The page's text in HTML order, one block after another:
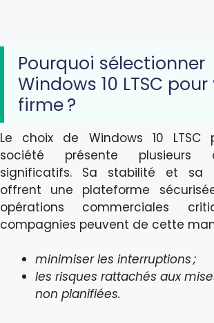
Pourquoi sélectionner
Windows 10 LTSC
firme ?
Le choix de Windows 10 LTSC
société présente plusieurs
significatifs. Sa stabilité et sa
offrent une plateforme
opérations commerciales
compagnies peuvent de cette
minimiser les interruptions ;
les risques rattachés aux
non planifiées.